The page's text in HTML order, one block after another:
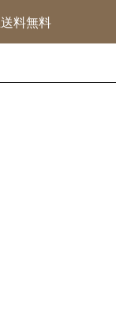
送料無料